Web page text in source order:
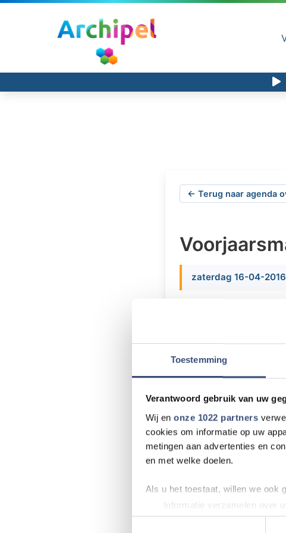
Toestemming
Verantwoord gebruik van uw
Wij en onze 1022 partners
cookies om informatie op uw
metingen aan advertenties en
en met welke doelen.
Als u het toestaat, willen we ook
Informatie verzamelen over
Uw apparaat identificeren
← Terug naar agenda
zaterdag 16-04-
boeken,
Geldershof,
Meer
Warm weer vormt
Wat gaat goed en